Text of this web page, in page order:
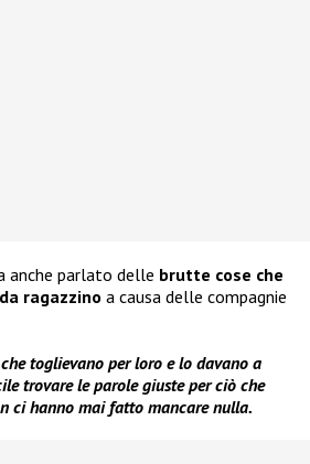
anche parlato delle brutte cose che
ragazzino a causa delle compagnie
toglievano per loro e lo davano a
trovare le parole giuste per ciò che
ci hanno mai fatto mancare nulla.